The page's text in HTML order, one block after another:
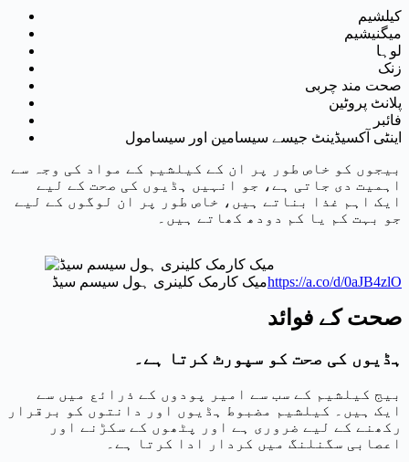
کیلشیم
میگنیشیم
لوہا
زنک
صحت مند چربی
پلانٹ پروٹین
فائبر
اینٹی آکسیڈینٹ جیسے سیسامین اور سیسامول
بیجوں کو خاص طور پر ان کے کیلشیم کے مواد کی وجہ سے
اہمیت دی جاتی ہے، جو انہیں ہڈیوں کی صحت کے لیے
ایک اہم غذا بناتے ہیں، خاص طور پر ان لوگوں کے لیے
جو بہت کم یا کم دودھ کھاتے ہیں۔
میک کارمک کلینری ہول سیسم سیڈhttps://a.co/d/0aJB4zlO
صحت کے فوائد
ہڈیوں کی صحت کو سپورٹ کرتا ہے۔
بیج کیلشیم کے سب سے امیر پودوں کے ذرائع میں سے
ایک ہیں۔ کیلشیم مضبوط ہڈیوں اور دانتوں کو برقرار
رکھنے کے لیے ضروری ہے اور پٹھوں کے سکڑنے اور
اعصابی سگنلنگ میں کردار ادا کرتا ہے۔